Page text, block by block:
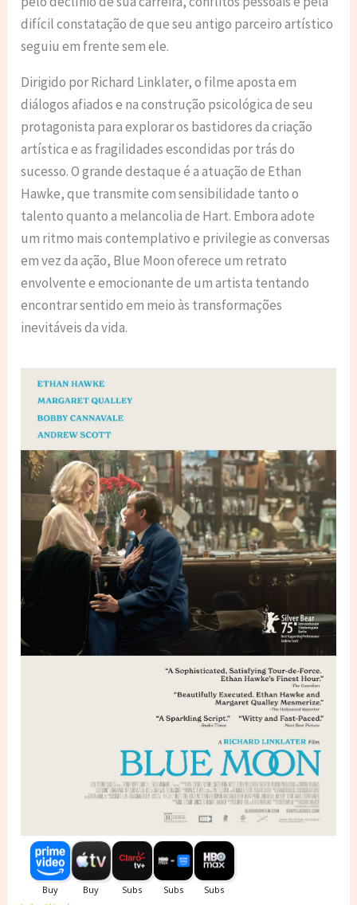
difícil constatação de que seu antigo parceiro artístico
seguiu em frente sem ele.
Dirigido por Richard Linklater, o filme aposta em
diálogos afiados e na construção psicológica de seu
protagonista para explorar os bastidores da criação
artística e as fragilidades escondidas por trás do
sucesso. O grande destaque é a atuação de Ethan
Hawke, que transmite com sensibilidade tanto o
talento quanto a melancolia de Hart. Embora adote
um ritmo mais contemplativo e privilegie as conversas
em vez da ação, Blue Moon oferece um retrato
envolvente e emocionante de um artista tentando
encontrar sentido em meio às transformações
inevitáveis da vida.